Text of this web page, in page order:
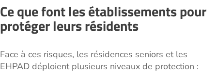
Ce que font les établissements pour
protéger leurs résidents
Face à ces risques, les résidences seniors et les
EHPAD déploient plusieurs niveaux de protection :